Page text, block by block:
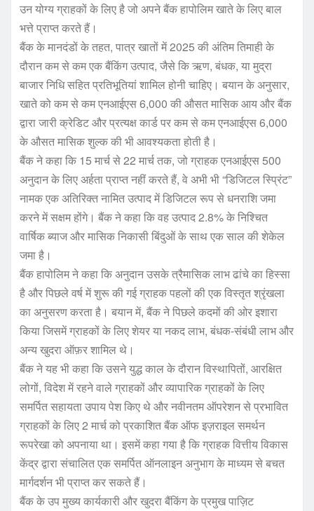
उन योग्य ग्राहकों के लिए है जो अपने बैंक हापोलिम खाते के लिए बाल
भत्ते प्राप्त करते हैं।
बैंक के मानदंडों के तहत, पात्र खातों में 2025 की अंतिम तिमाही के
दौरान कम से कम एक बैंकिंग उत्पाद, जैसे कि ऋण, बंधक, या मुद्रा
बाजार निधि सहित प्रतिभूतियां शामिल होनी चाहिए। बयान के अनुसार,
खाते को कम से कम एनआईएस 6,000 की औसत मासिक आय और बैंक
द्वारा जारी क्रेडिट और प्रत्यक्ष कार्ड पर कम से कम एनआईएस 6,000
के औसत मासिक शुल्क की भी आवश्यकता होती है।
बैंक ने कहा कि 15 मार्च से 22 मार्च तक, जो ग्राहक एनआईएस 500
अनुदान के लिए अर्हता प्राप्त नहीं करते हैं, वे अभी भी “डिजिटल स्प्रिंट”
नामक एक अतिरिक्त नामित उत्पाद में डिजिटल रूप से धनराशि जमा
करने में सक्षम होंगे। बैंक ने कहा कि वह उत्पाद 2.8% के निश्चित
वार्षिक ब्याज और मासिक निकासी बिंदुओं के साथ एक साल की शेकेल
जमा है।
बैंक हापोलिम ने कहा कि अनुदान उसके त्रैमासिक लाभ ढांचे का हिस्सा
है और पिछले वर्ष में शुरू की गई ग्राहक पहलों की एक विस्तृत श्रृंखला
का अनुसरण करता है। बयान में, बैंक ने पिछले कदमों की ओर इशारा
किया जिसमें ग्राहकों के लिए शेयर या नकद लाभ, बंधक-संबंधी लाभ और
अन्य खुदरा ऑफ़र शामिल थे।
बैंक ने यह भी कहा कि उसने युद्ध काल के दौरान विस्थापितों, आरक्षित
लोगों, विदेश में रहने वाले ग्राहकों और व्यापारिक ग्राहकों के लिए
समर्पित सहायता उपाय पेश किए थे और नवीनतम ऑपरेशन से प्रभावित
ग्राहकों के लिए 2 मार्च को प्रकाशित बैंक ऑफ इज़राइल समर्थन
रूपरेखा को अपनाया था। इसमें कहा गया है कि ग्राहक वित्तीय विकास
केंद्र द्वारा संचालित एक समर्पित ऑनलाइन अनुभाग के माध्यम से बचत
मार्गदर्शन भी प्राप्त कर सकते हैं।
बैंक के उप मुख्य कार्यकारी और खुदरा बैंकिंग के प्रमुख पाज़िट